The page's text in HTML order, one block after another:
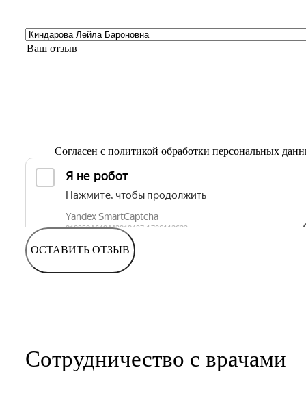
Согласен с политикой обработки персональных
ОСТАВИТЬ ОТЗЫВ
Сотрудничество с врачами